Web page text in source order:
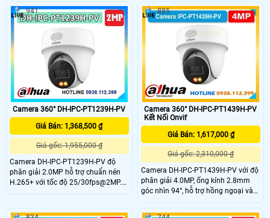
chất lượng 3K toàn cảnh không góc
khuất với 1 ống kính cố định và 1
ống kính xoay 360. Ngoài ra camera
wifi DH-H5D-5F còn giúp đảm bảo
an ninh hiệu quả với tính năng phát
hiện người và thú cưng với độ chính
xác cao
30m, thẻ nhớ 256GB, tích hợp mic,
nguồn DC12V/PoE, chuẩn bảo vệ
IP67 và IK10.
Camera 360° DH-IPC-PT1239H-PV
Giá Bán: 1,368,500 ₫
Giá gốc: 1,955,000 ₫
Camera DH-IPC-PT1239H-PV độ
phân giải 2.0MP hỗ trợ chuẩn nén
H.265+ với tốc độ 25/30fps@2MP.
Trang bị ống kính 2.8mm, góc nhìn
sáng ấm cho hình ảnh có màu ban
941
Camera 360° DH-IPC-PT1439H-PV
Kết Nối Onvif
Giá Bán: 1,617,000 ₫
Giá gốc: 2,310,000 ₫
Camera DH-IPC-PT1439H-PV với độ
phân giải 4.0MP, ống kính 2.8mm
góc nhìn 94°, hỗ trợ hồng ngoại và
LED ánh sáng trắng 30m cho hình
ảnh rõ nét cả ngày lẫn đêm. Tích
885